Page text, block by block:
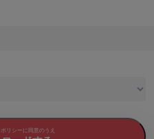
リシーに同意のうえ